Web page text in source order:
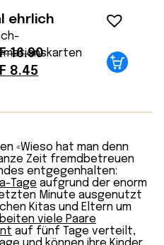
ehrlich
16.90
8.45
«Wieso hat man denn
Zeit fremdbetreuen
entgegenhalten:
Tage aufgrund der enorm
Minute ausgenutzt
Kitas und Eltern um
viele Paare
auf fünf Tage verteilt,